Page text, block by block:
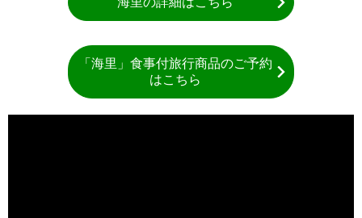
「海里」食事付旅行商品のご予約
はこちら